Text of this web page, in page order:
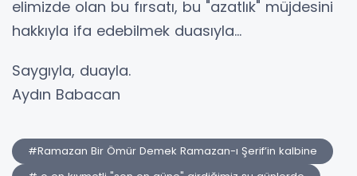
elimizde olan bu fırsatı, bu "azatlık" müjdesini
hakkıyla ifa edebilmek duasıyla...
​Saygıyla, duayla.
Aydın Babacan
#Ramazan Bir Ömür Demek ​Ramazan-ı Şerif’in kalbine